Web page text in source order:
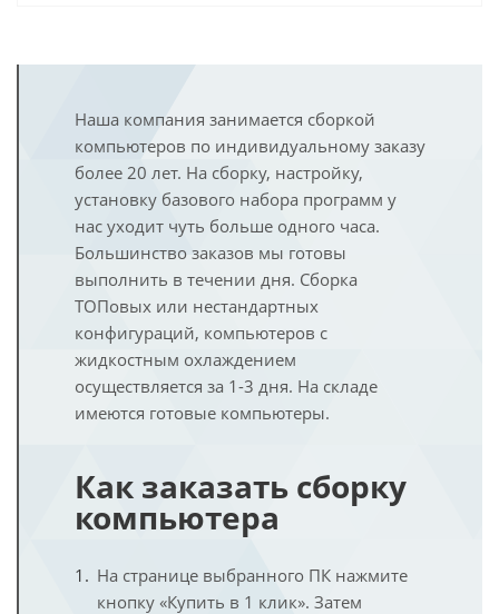
Наша компания занимается сборкой
компьютеров по индивидуальному заказу
более 20 лет. На сборку, настройку,
установку базового набора программ у
нас уходит чуть больше одного часа.
Большинство заказов мы готовы
выполнить в течении дня. Сборка
ТОПовых или нестандартных
конфигураций, компьютеров с
жидкостным охлаждением
осуществляется за 1-3 дня. На складе
имеются готовые компьютеры.
Как заказать сборку
компьютера
На странице выбранного ПК нажмите
кнопку «Купить в 1 клик». Затем